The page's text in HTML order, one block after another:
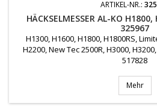
ARTIKEL-NR.:
HÄCKSELMESSER AL-KO
325967
H1300, H1600, H1800, H1800RS,
H2200, New Tec 2500R, H3000,
517828
Mehr